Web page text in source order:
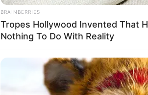
dibintanginya adalahOnce Upon a
BRAINBERRIES
Tropes Hollywood Invented That
Nothing To Do With Reality